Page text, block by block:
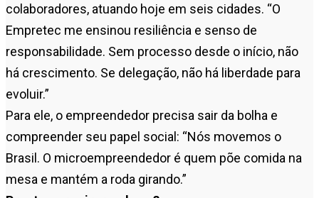
colaboradores, atuando hoje em seis cidades. “O
Empretec me ensinou resiliência e senso de
responsabilidade. Sem processo desde o início, não
há crescimento. Se delegação, não há liberdade para
evoluir.”
Para ele, o empreendedor precisa sair da bolha e
compreender seu papel social: “Nós movemos o
Brasil. O microempreendedor é quem põe comida na
mesa e mantém a roda girando.”